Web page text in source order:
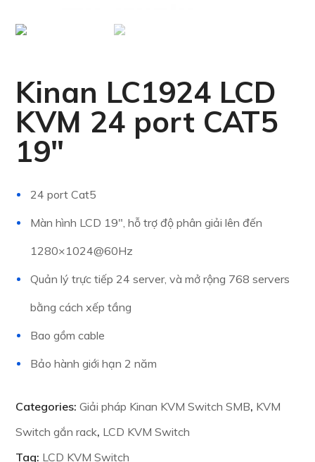
Kinan LC1924 LCD
KVM 24 port CAT5
19″
24 port Cat5
Màn hình LCD 19″, hỗ trợ độ phân giải lên đến
1280×1024@60Hz
Quản lý trực tiếp 24 server, và mở rộng 768 servers
bằng cách xếp tầng
Bao gồm cable
Bảo hành giới hạn 2 năm
Categories:Giải pháp Kinan KVM Switch SMB, KVM
Switch gắn rack, LCD KVM Switch
Tag: LCD KVM Switch